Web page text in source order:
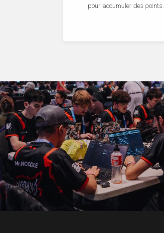
pour accumuler des points.